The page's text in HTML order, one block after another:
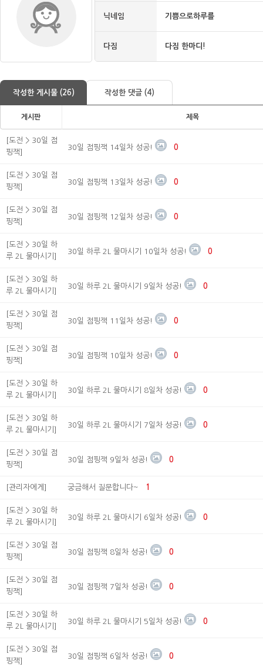
닉네임 기쁨으로하루를
다짐 다짐 한마디!
작성한 게시물 (26) 작성한 댓글 (4)
게시판 제목
[도전 > 30일 점
핑잭]
30일 점핑잭 14일차 성공! 0
[도전 > 30일 점
핑잭]
30일 점핑잭 13일차 성공! 0
[도전 > 30일 점
핑잭]
30일 점핑잭 12일차 성공! 0
[도전 > 30일 하
루 2L 물마시기]
30일 하루 2L 물마시기 10일차 성공! 0
[도전 > 30일 하
루 2L 물마시기]
30일 하루 2L 물마시기 9일차 성공! 0
[도전 > 30일 점
핑잭]
30일 점핑잭 11일차 성공! 0
[도전 > 30일 점
핑잭]
30일 점핑잭 10일차 성공! 0
[도전 > 30일 하
루 2L 물마시기]
30일 하루 2L 물마시기 8일차 성공! 0
[도전 > 30일 하
루 2L 물마시기]
30일 하루 2L 물마시기 7일차 성공! 0
[도전 > 30일 점
핑잭]
30일 점핑잭 9일차 성공! 0
[관리자에게] 궁금해서 질문합니다~ 1
[도전 > 30일 하
루 2L 물마시기]
30일 하루 2L 물마시기 6일차 성공! 0
[도전 > 30일 점
핑잭]
30일 점핑잭 8일차 성공! 0
[도전 > 30일 점
핑잭]
30일 점핑잭 7일차 성공! 0
[도전 > 30일 하
루 2L 물마시기]
30일 하루 2L 물마시기 5일차 성공! 0
[도전 > 30일 점
핑잭]
30일 점핑잭 6일차 성공! 0